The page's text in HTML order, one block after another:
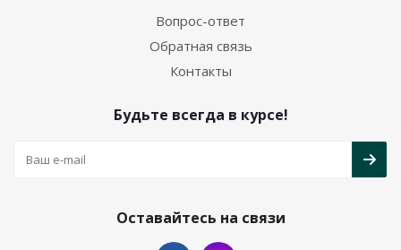
Вопрос-ответ
Обратная связь
Контакты
Будьте всегда в курсе!
Оставайтесь на связи